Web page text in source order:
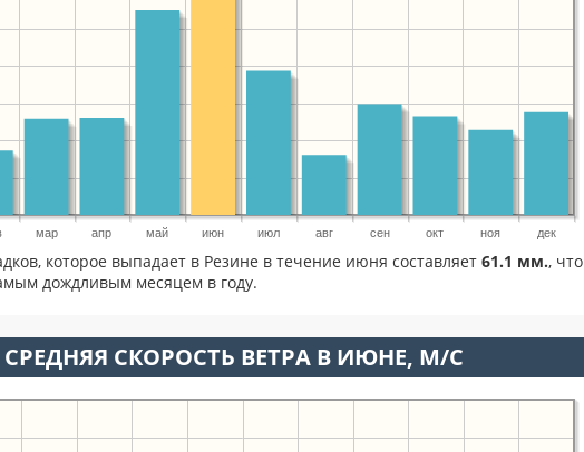
мар апр май июн июл авг сен окт ноя дек
которое выпадает в Резине в течение июня составляет 61.1 мм., что
дождливым месяцем в году.
СРЕДНЯЯ СКОРОСТЬ ВЕТРА В ИЮНЕ, М/С